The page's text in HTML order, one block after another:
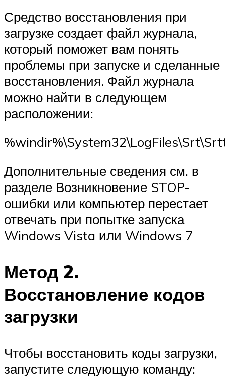
Средство восстановления при
загрузке создает файл журнала,
который поможет вам понять
проблемы при запуске и сделанные
восстановления. Файл журнала
можно найти в следующем
расположении:
Дополнительные сведения см. в
разделе Возникновение STOP-
ошибки или компьютер перестает
отвечать при попытке запуска
Windows Vista или Windows 7
Метод 2.
Восстановление кодов
загрузки
Чтобы восстановить коды загрузки,
запустите следующую команду: